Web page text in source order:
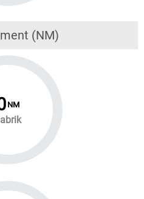
(NM)
NM